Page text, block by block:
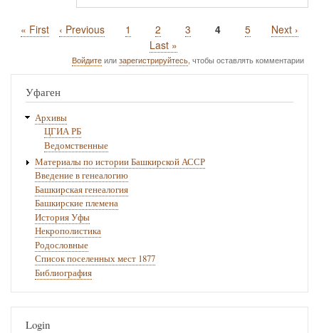
Нумерация
Первая
« First
Предыдущая
‹ Previous Page
1 Page
2 Page
3
Текущая
4 Page
5
Next ›
Последняя
страница
Last »
Войдитеилизарегистрируйтесь, чтобы оставлять комментарии
Уфаген
Архивы
ЦГИА РБ
Ведомственные
Материалы по истории Башкирской АССР
Введение в генеалогию
Башкирская генеалогия
Башкирские племена
История Уфы
Некрополистика
Родословные
Список поселенных мест 1877
Библиография
Login